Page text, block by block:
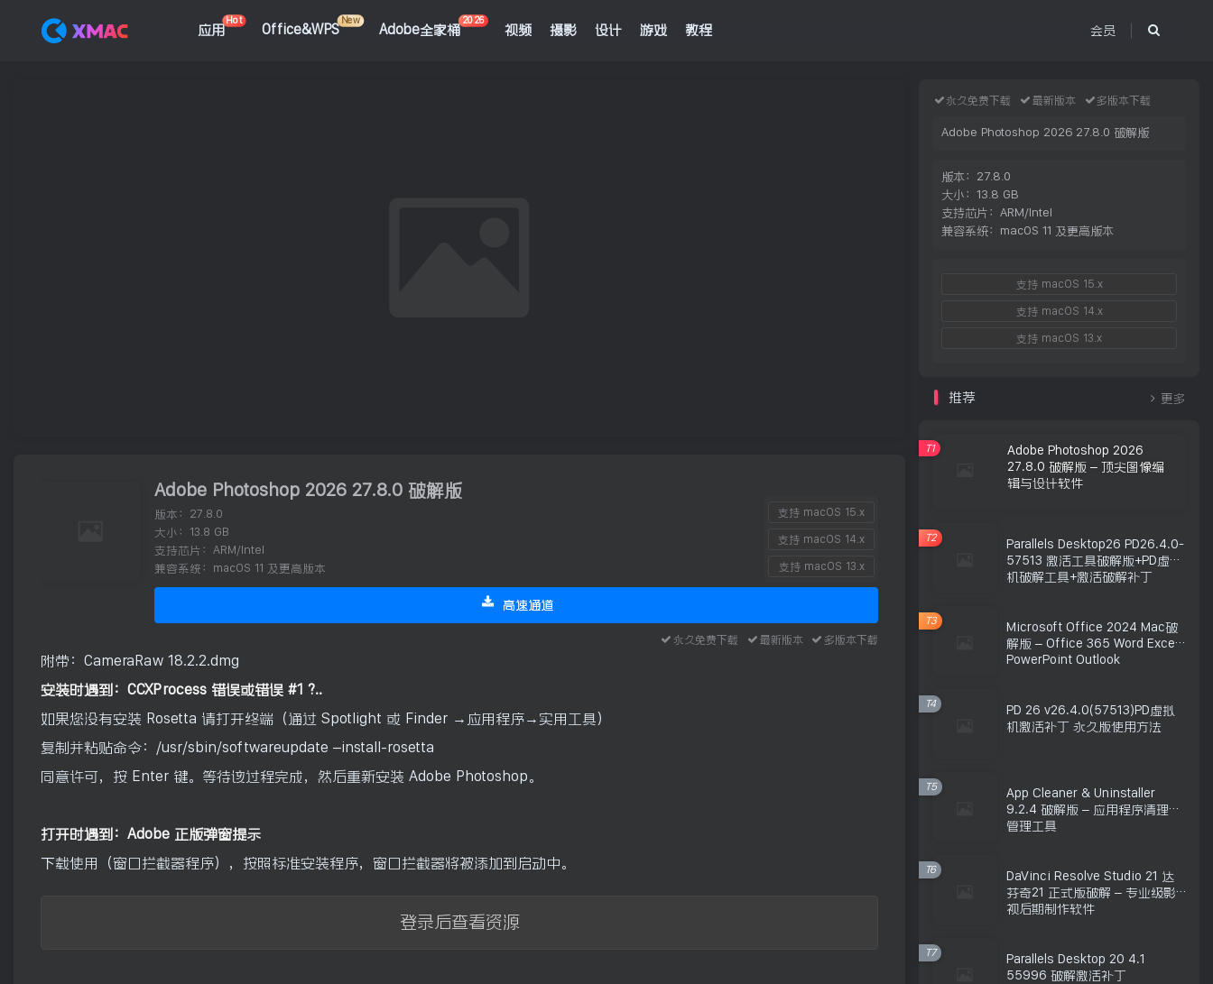
应用
Hot
Office&WPS
New
Adobe全家桶
2026
视频 摄影 设计 游戏 教程 会员
Adobe Photoshop 2026 27.8.0 破解版
版本：27.8.0
大小：13.8 GB
支持芯片：ARM/Intel
兼容系统：macOS 11 及更高版本
高速通道
永久免费下载 最新版本 多版本下载
支持 macOS 15.x
支持 macOS 14.x
支持 macOS 13.x
附带：CameraRaw 18.2.2.dmg
安装时遇到：CCXProcess 错误或错误 #1 ?..
如果您没有安装 Rosetta 请打开终端（通过 Spotlight 或 Finder →应用程序→实用工具）
复制并粘贴命令：/usr/sbin/softwareupdate –install-rosetta
同意许可，按 Enter 键。等待该过程完成，然后重新安装 Adobe Photoshop。
打开时遇到：Adobe 正版弹窗提示
下载使用（窗口拦截器程序），按照标准安装程序，窗口拦截器将被添加到启动中。
登录后查看资源
永久免费下载 最新版本 多版本下载
Adobe Photoshop 2026 27.8.0 破解版
版本：27.8.0
大小：13.8 GB
支持芯片：ARM/Intel
兼容系统：macOS 11 及更高版本
支持 macOS 15.x
支持 macOS 14.x
支持 macOS 13.x
推荐 更多
Adobe Photoshop 2026
27.8.0 破解版 – 顶尖图像编
辑与设计软件
T1
Parallels Desktop26 PD26.4.0-
57513 激活工具破解版+PD虚拟
机破解工具+激活破解补丁
T2
Microsoft Office 2024 Mac破
解版 – Office 365 Word Excel
PowerPoint Outlook
T3
PD 26 v26.4.0(57513)PD虚拟
机激活补丁 永久版使用方法
T4
App Cleaner & Uninstaller
9.2.4 破解版 – 应用程序清理和
管理工具
T5
DaVinci Resolve Studio 21 达
芬奇21 正式版破解 – 专业级影
视后期制作软件
T6
Parallels Desktop 20 4.1
55996 破解激活补丁
T7